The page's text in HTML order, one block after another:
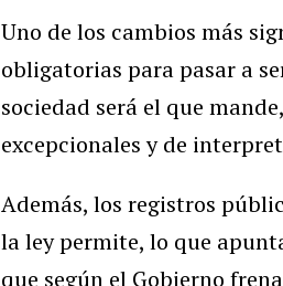
Uno de los cambios más
obligatorias para pasar a
sociedad será el que
excepcionales y de
Además, los registros
la ley permite, lo que
que según el Gobierno